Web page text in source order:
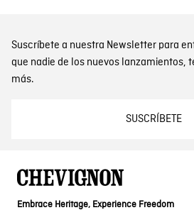
Suscríbete a nuestra Newsletter para
que nadie de los nuevos lanzamientos,
más.
SUSCRÍBETE
Embrace Heritage, Experience Freedom